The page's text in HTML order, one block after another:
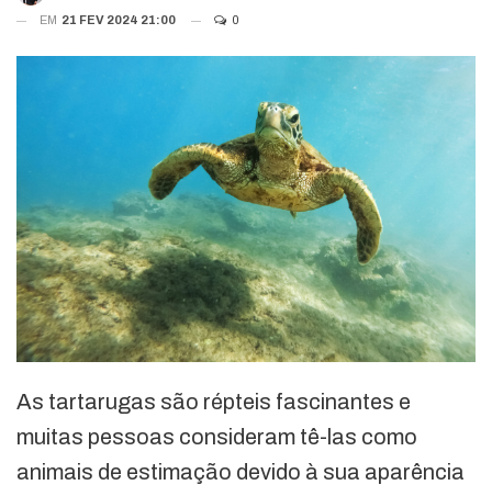
EM 21 FEV 2024 21:00 0
As tartarugas são répteis fascinantes e
muitas pessoas consideram tê-las como
animais de estimação devido à sua aparência